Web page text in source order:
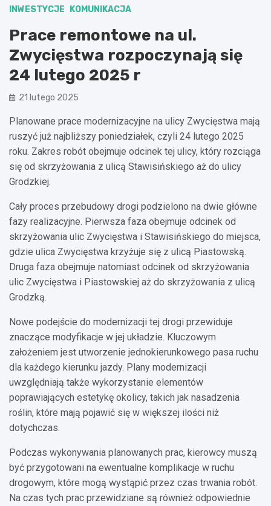
INWESTYCJE KOMUNIKACJA
Prace remontowe na ul.
Zwycięstwa rozpoczynają się
24 lutego 2025 r
21 lutego 2025
Planowane prace modernizacyjne na ulicy Zwycięstwa mają
ruszyć już najbliższy poniedziałek, czyli 24 lutego 2025
roku. Zakres robót obejmuje odcinek tej ulicy, który rozciąga
się od skrzyżowania z ulicą Stawisińskiego aż do ulicy
Grodzkiej.
Cały proces przebudowy drogi podzielono na dwie główne
fazy realizacyjne. Pierwsza faza obejmuje odcinek od
skrzyżowania ulic Zwycięstwa i Stawisińskiego do miejsca,
gdzie ulica Zwycięstwa krzyżuje się z ulicą Piastowską.
Druga faza obejmuje natomiast odcinek od skrzyżowania
ulic Zwycięstwa i Piastowskiej aż do skrzyżowania z ulicą
Grodzką.
Nowe podejście do modernizacji tej drogi przewiduje
znaczące modyfikacje w jej układzie. Kluczowym
założeniem jest utworzenie jednokierunkowego pasa ruchu
dla każdego kierunku jazdy. Plany modernizacji
uwzględniają także wykorzystanie elementów
poprawiających estetykę okolicy, takich jak nasadzenia
roślin, które mają pojawić się w większej ilości niż
dotychczas.
Podczas wykonywania planowanych prac, kierowcy muszą
być przygotowani na ewentualne komplikacje w ruchu
drogowym, które mogą wystąpić przez czas trwania robót.
Na czas tych prac przewidziane są również odpowiednie